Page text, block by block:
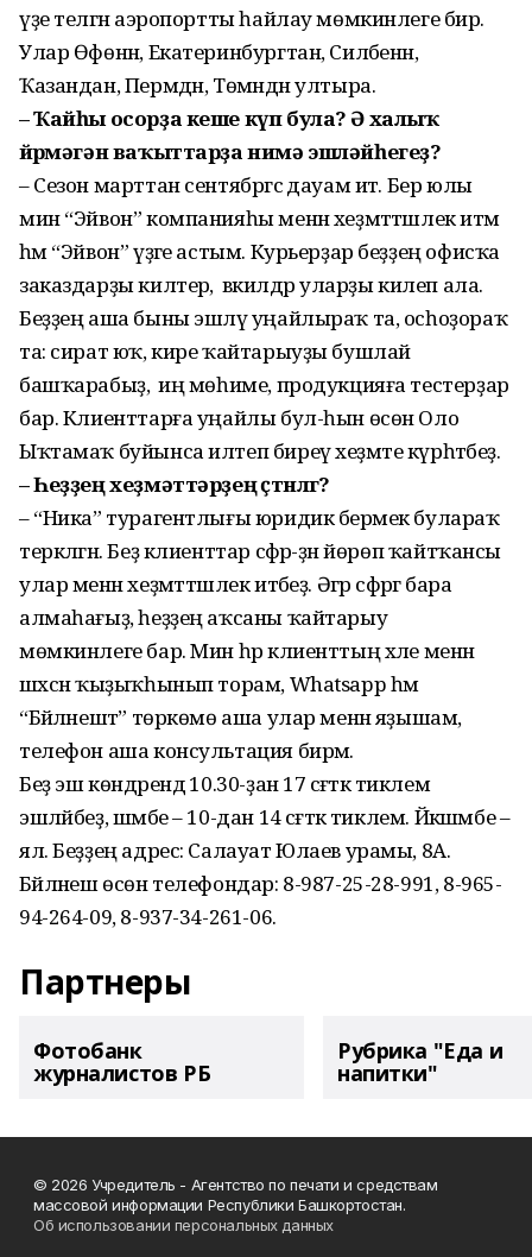
үҙе теләгән аэропортты һайлау мөмкинлеге бирә.
Улар Өфөнән, Екатеринбургтан, Силәбенән,
Ҡазандан, Пермдән, Төмәндән ултыра.
– Ҡайһы осорҙа кеше күп була? Ә халыҡ
йөрөмәгән ваҡыттарҙа нимә эшләйһегеҙ?
– Сезон марттан сентябргәсә дауам итә. Бер юлы
мин “Эйвон” компанияһы менән хеҙмәттәшлек итәм
һәм “Эйвон” үҙәге астым. Курьерҙар беҙҙең офисҡа
заказдарҙы килтерә, ә вәкилдәр уларҙы килеп ала.
Беҙҙең аша быны эшләү уңайлыраҡ та, осһоҙораҡ
та: сират юҡ, кире ҡайтарыуҙы бушлай
башҡарабыҙ, ә иң мөһиме, продукцияға тестерҙар
бар. Клиенттарға уңайлы бул-һын өсөн Оло
Ыҡтамаҡ буйынса илтеп биреү хеҙмәте күрһәтәбеҙ.
– Һеҙҙең хеҙмәттәрҙең өҫтөнлөгө?
– “Ника” турагентлығы юридик берәмек булараҡ
теркәлгән. Беҙ клиенттар сәфәр-ҙән йөрөп ҡайтҡансы
улар менән хеҙмәттәшлек итәбеҙ. Әгәр сәфәргә бара
алмаһағыҙ, һеҙҙең аҡсаны ҡайтарыу
мөмкинлеге бар. Мин һәр клиенттың хәле менән
шәхсән ҡыҙыҡһынып торам, Whatsapp һәм
“Бәйләнештә” төркөмө аша улар менән яҙышам,
телефон аша консультация бирәм.
Беҙ эш көндәрендә 10.30-ҙан 17 сәғәткә тиклем
эшләйбеҙ, шәмбе – 10-дан 14 сәғәткә тиклем. Йәкшәмбе –
ял. Беҙҙең адрес: Салауат Юлаев урамы, 8А.
Бәйләнеш өсөн телефондар: 8-987-25-28-991, 8-965-
94-264-09, 8-937-34-261-06.
Партнеры
Фотобанк
журналистов РБ
Рубрика "Еда и
напитки"
© 2026 Учредитель - Агентство по печати и средствам
массовой информации Республики Башкортостан.
Об использовании персональных данных